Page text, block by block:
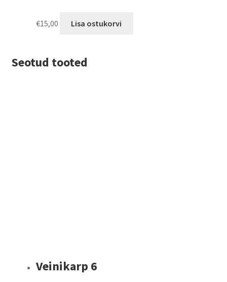
€15,00 Lisa ostukorvi
Seotud tooted
Veinikarp 6